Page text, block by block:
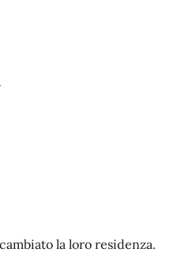
la loro residenza.